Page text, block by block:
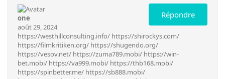
Répondre
one
août 29, 2024
https://westhillconsulting.info/ https://shirockys.com/
https://filmkritiken.org/ https://shugendo.org/
https://vesov.net/ https://zuma789.mobi/ https://win-
bet.mobi/ https://va999.mobi/ https://thb168.mobi/
https://spinbetter.me/ https://sb888.mobi/